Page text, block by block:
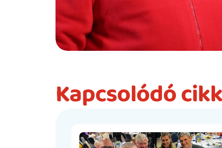
Kapcsolódó